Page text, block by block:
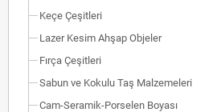
Keçe Çeşitleri
Lazer Kesim Ahşap Objeler
Fırça Çeşitleri
Sabun ve Kokulu Taş Malzemeleri
Cam-Seramik-Porselen Boyası